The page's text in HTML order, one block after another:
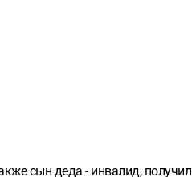
сын деда - инвалид, получил